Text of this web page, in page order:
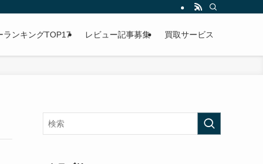
ランキングTOP17 レビュー記事募集 買取サービス